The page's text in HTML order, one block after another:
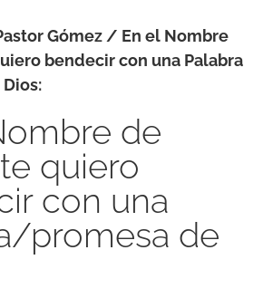
Gómez / En el Nombre
bendecir con una Palabra
de
quiero
con una
promesa de